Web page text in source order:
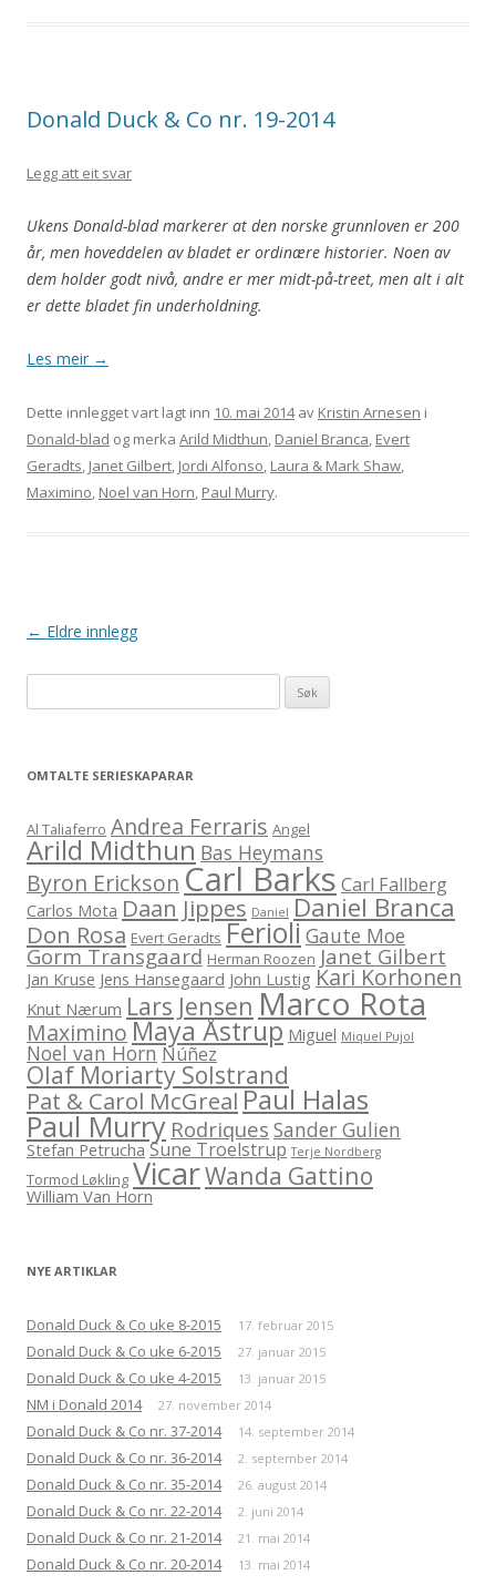
Donald Duck & Co nr. 19-2014
Legg att eit svar
Ukens Donald-blad markerer at den norske grunnloven er 200
år, men hoveddelen av bladet er ordinære historier. Noen av
dem holder godt nivå, andre er mer midt-på-treet, men alt i alt
er dette bladet fin underholdning.
Les meir →
Dette innlegget vart lagt inn 10. mai 2014av Kristin Arnesen i
Donald-blad og merka Arild Midthun, Daniel Branca, Evert
Geradts, Janet Gilbert, Jordi Alfonso, Laura & Mark Shaw,
Maximino, Noel van Horn, Paul Murry.
Innleggsnavigering
← Eldre innlegg
etter:
OMTALTE SERIESKAPARAR
Al Taliaferro Andrea Ferraris Angel
Arild Midthun Bas Heymans
Byron EricksonCarl Barks Carl Fallberg
Carlos Mota Daan Jippes Daniel Daniel Branca
Don Rosa Evert Geradts FerioliGaute Moe
Gorm Transgaard Herman Roozen Janet Gilbert
Jan Kruse Jens Hansegaard John Lustig Kari Korhonen
Knut Nærum Lars Jensen Marco Rota
MaximinoMaya Åstrup Miguel Miquel Pujol
Noel van Horn Núñez
Olaf Moriarty Solstrand
Pat & Carol McGrealPaul Halas
Paul Murry Rodriques Sander Gulien
Stefan Petrucha Sune Troelstrup Terje Nordberg
Tormod Løkling VicarWanda Gattino
William Van Horn
NYE ARTIKLAR
Donald Duck & Co uke 8-2015 17. februar 2015
Donald Duck & Co uke 6-2015 27. januar 2015
Donald Duck & Co uke 4-2015 13. januar 2015
NM i Donald 2014 27. november 2014
Donald Duck & Co nr. 37-2014 14. september 2014
Donald Duck & Co nr. 36-2014 2. september 2014
Donald Duck & Co nr. 35-2014 26. august 2014
Donald Duck & Co nr. 22-2014 2. juni 2014
Donald Duck & Co nr. 21-2014 21. mai 2014
Donald Duck & Co nr. 20-2014 13. mai 2014